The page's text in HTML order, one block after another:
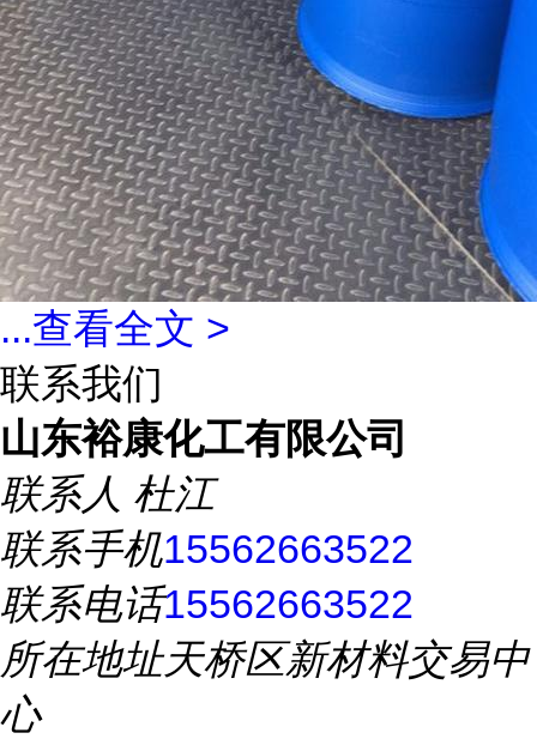
...查看全文 >
联系我们
山东裕康化工有限公司
联系人 杜江
联系手机15562663522
联系电话15562663522
所在地址天桥区新材料交易中
心